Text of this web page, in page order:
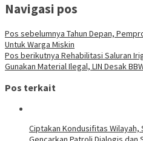
Navigasi pos
Pos sebelumnya Tahun Depan,
Untuk Warga Miskin
Pos berikutnya Rehabilitasi Saluran
Gunakan Material Ilegal, LIN Desak
Pos terkait
Ciptakan Kondusifitas Wilayah,